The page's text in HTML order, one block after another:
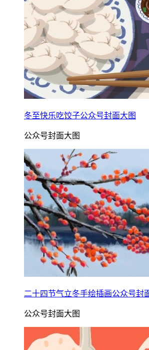
冬至快乐吃饺子公众号封面大图
公众号封面大图
二十四节气立冬手绘插画公众号封
公众号封面大图